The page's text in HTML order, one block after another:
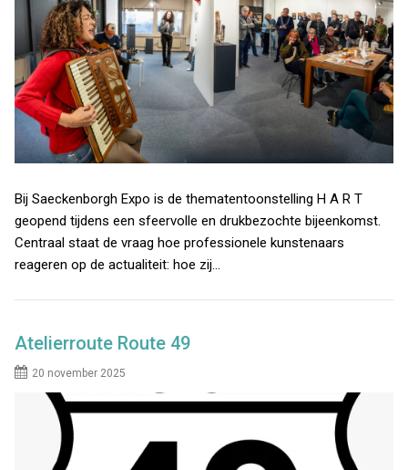
Bij Saeckenborgh Expo is de thematentoonstelling H A R T
geopend tijdens een sfeervolle en drukbezochte bijeenkomst.
Centraal staat de vraag hoe professionele kunstenaars
reageren op de actualiteit: hoe zij…
Atelierroute Route 49
20 november 2025